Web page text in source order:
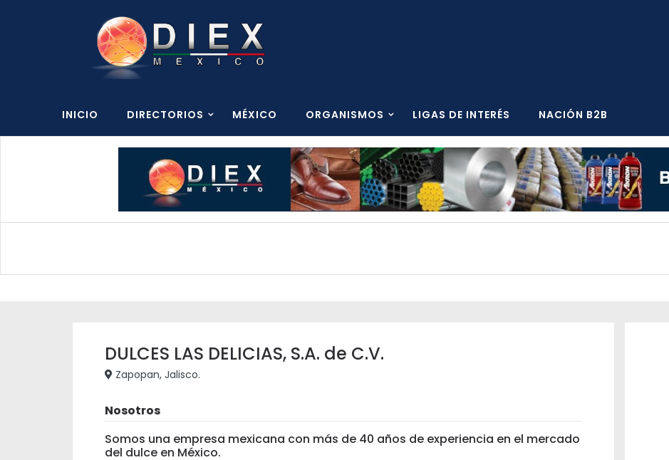
INICIO DIRECTORIOS MÉXICO ORGANISMOS LIGAS DE INTERÉS NACIÓN B2B
DULCES LAS DELICIAS, S.A. de C.V.
Zapopan, Jalisco.
Nosotros
Somos una empresa mexicana con más de 40 años de experiencia en el mercado
del dulce en México.